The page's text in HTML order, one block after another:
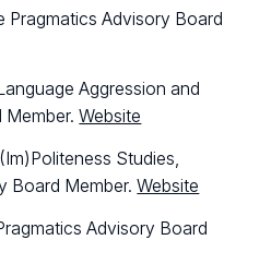
Pragmatics Advisory Board
Aggression and
Member.Website
Studies,
Board Member.Website
Advisory Board